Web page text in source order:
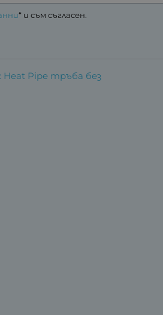
“ и съм съгласен.
Heat Pipe тръба без